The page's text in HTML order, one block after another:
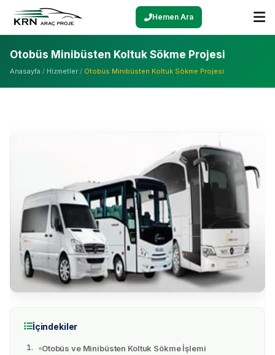
Hemen Ara
Otobüs Minibüsten Koltuk Sökme Projesi
Anasayfa / Hizmetler / Otobüs Minibüsten Koltuk Sökme Projesi
İçindekiler
Otobüs ve Minibüsten Koltuk Sökme İşlemi